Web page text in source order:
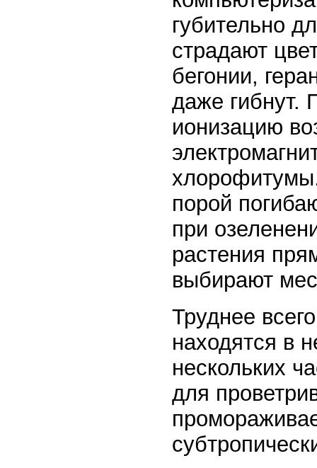
губительно
страдают
бегонии,
даже гибнут.
ионизацию
порой
при
растения
выбирают
Труднее
находятся в
нескольких
для